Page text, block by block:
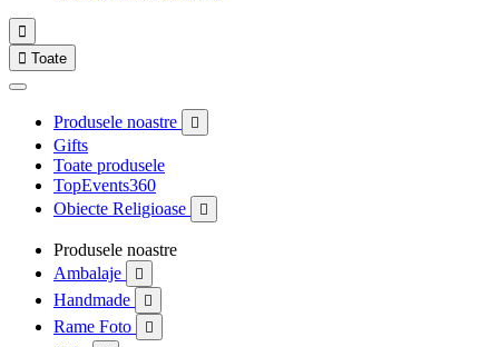

 Toate
Produsele noastre 
Gifts
Toate produsele
TopEvents360
Obiecte Religioase

Produsele noastre
Ambalaje

Handmade 
Rame Foto 